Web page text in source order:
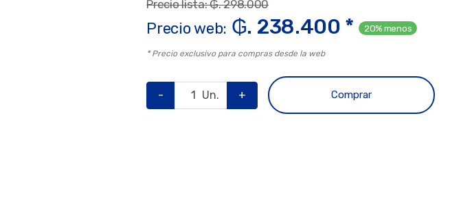
Precio lista: ₲. 298.000
Precio web: ₲. 238.400 * 20% menos
* Precio exclusivo para compras desde la web
- Un. + Comprar